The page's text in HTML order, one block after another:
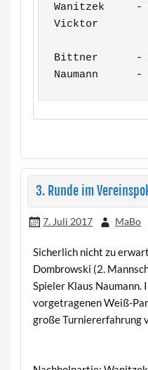
Wanitzek     -
Vicktor
Bittner      -
3. Runde im
7. Juli 2017 MaBo
Sicherlich nicht zu
Dombrowski (2.
Spieler Klaus Naumann.
vorgetragenen Weiß-
große Turniererfahrung